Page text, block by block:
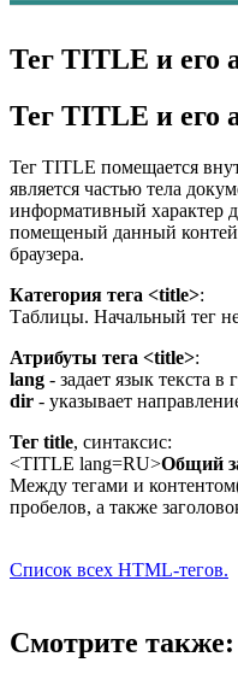
Тег TITLE и его
Тег TITLE и его
Тег TITLE помещается
является частью тела
информативный характер
помещеный данный
браузера.
Категория тега <title>:
Таблицы. Начальный тег
Атрибуты тега <title>:
lang - задает язык текста в
dir - указывает
Тег title, синтаксис:
<TITLE lang=RU>Общий
Между тегами и
пробелов, а также
Список всех HTML-тегов.
Смотрите также: